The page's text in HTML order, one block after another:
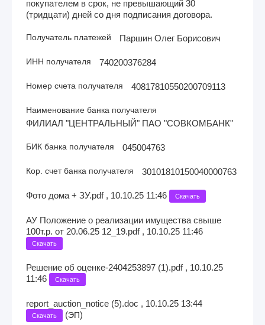
покупателем в срок, не превышающий 30
(тридцати) дней со дня подписания договора.
Получатель платежей Паршин Олег Борисович
ИНН получателя 740200376284
Номер счета получателя 40817810550200709113
Наименование банка получателя
ФИЛИАЛ "ЦЕНТРАЛЬНЫЙ" ПАО "СОВКОМБАНК"
БИК банка получателя 045004763
Кор. счет банка получателя 30101810150040000763
Фото дома + ЗУ.pdf , 10.10.25 11:46 Скачать
АУ Положение о реализации имущества свыше
100т.р. от 20.06.25 12_19.pdf , 10.10.25 11:46
Скачать
Решение об оценке-2404253897 (1).pdf , 10.10.25
11:46
Скачать
report_auction_notice (5).doc , 10.10.25 13:44
Скачать (ЭП)